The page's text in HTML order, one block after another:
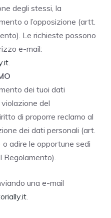
degli stessi, la
o l’opposizione (artt.
Le richieste possono
e-mail:
.
dei tuoi dati
del
di proporre reclamo al
dei dati personali (art.
adire le opportune sedi
Regolamento).
una e-mail
.